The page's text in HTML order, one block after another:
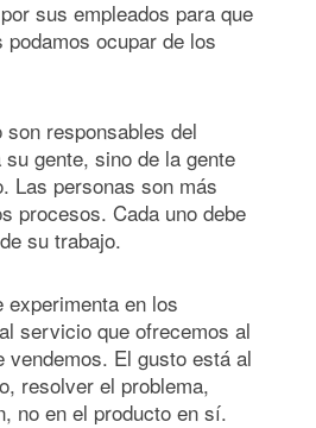
sus empleados para que
podamos ocupar de los
responsables del
gente, sino de la gente
Las personas son más
procesos. Cada uno debe
su trabajo.
en los
servicio que ofrecemos al
vendemos. El gusto está al
resolver el problema,
no en el producto en sí.